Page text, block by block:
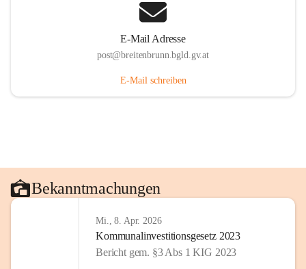
E-Mail Adresse
post@breitenbrunn.bgld.gv.at
E-Mail schreiben
Bekanntmachungen
Mi., 8. Apr. 2026
Kommunalinvestitionsgesetz 2023
Bericht gem. §3 Abs 1 KIG 2023